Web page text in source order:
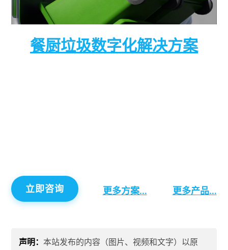
餐厨垃圾数字化解决方案
立即咨询 更多方案… 更多产品…
声明：本站发布的内容（图片、视频和文字）以原